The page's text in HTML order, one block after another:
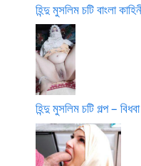
হিন্দু মুসলিম চটি বাংলা
হিন্দু মুসলিম চটি গল্প –